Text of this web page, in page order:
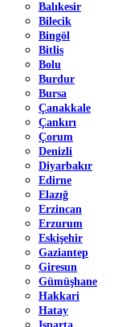
Balıkesir
Bilecik
Bingöl
Bitlis
Bolu
Burdur
Bursa
Çanakkale
Çankırı
Çorum
Denizli
Diyarbakır
Edirne
Elazığ
Erzincan
Erzurum
Eskişehir
Gaziantep
Giresun
Gümüşhane
Hakkari
Hatay